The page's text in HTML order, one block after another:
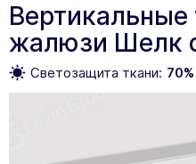
Вертикальные
жалюзи Шелк
Светозащита ткани: 70%